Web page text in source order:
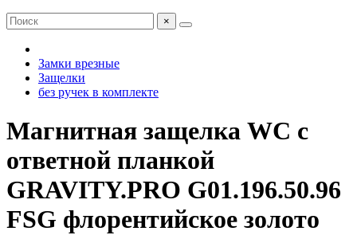
×
Замки врезные
Защелки
без ручек в комплекте
Магнитная защелка WC с
ответной планкой
GRAVITY.PRO G01.196.50.96
FSG флорентийское золото